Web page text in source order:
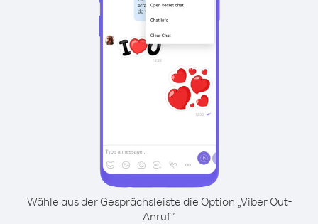
Wähle aus der Gesprächsleiste die Option „Viber Out-
Anruf“